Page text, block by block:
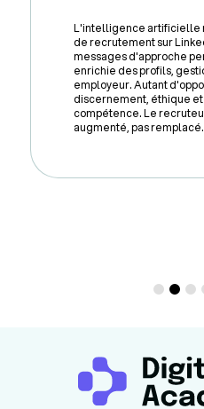
L'intelligence artificielle
de recrutement sur
messages d'approche
enrichie des profils,
employeur. Autant
discernement, éthique
compétence. Le
augmenté, pas